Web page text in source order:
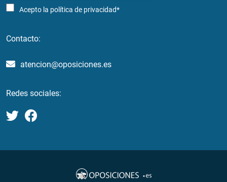
Acepto la política de privacidad*
Contacto:
atencion@oposiciones.es
Redes sociales: